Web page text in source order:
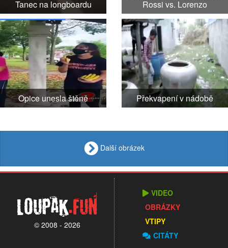
Tanec na longboardu Rossi vs. Lorenzo
Opice unesla štěně Překvapení v nádobě
Další obrázek
Loupak.fun
© 2008 - 2026
VIDEO
OBRÁZKY
VTIPY
CITÁTY